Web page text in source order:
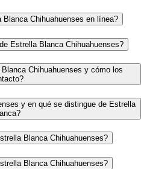
Chihuahuenses en línea?
Estrella Blanca Chihuahuenses?
Chihuahuenses y cómo los
y en qué se distingue de Estrella
Blanca Chihuahuenses?
Blanca Chihuahuenses?